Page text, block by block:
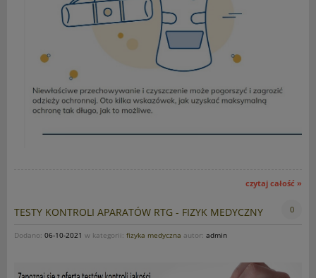
czytaj całość »
TESTY KONTROLI APARATÓW RTG - FIZYK MEDYCZNY 0
Dodano: 06-10-2021 w kategorii: fizyka medyczna autor: admin